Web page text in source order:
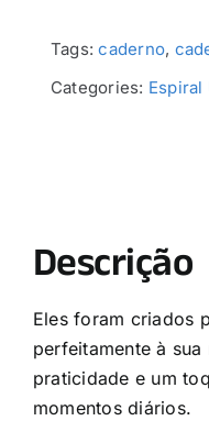
Tags:caderno,
Categories:
Descrição
Eles foram criados
perfeitamente à
praticidade e um
momentos diários.